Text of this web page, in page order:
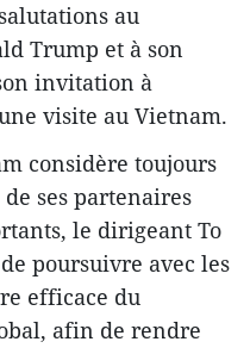
au
Trump et à son
invitation à
visite au Vietnam.
considère toujours
ses partenaires
le dirigeant To
poursuivre avec les
efficace du
afin de rendre